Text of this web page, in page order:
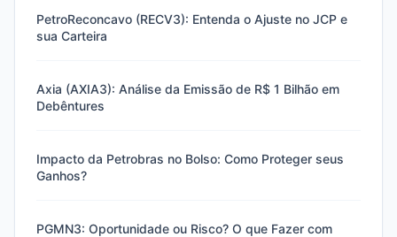
PetroReconcavo (RECV3): Entenda o Ajuste no JCP e
sua Carteira
Axia (AXIA3): Análise da Emissão de R$ 1 Bilhão em
Debêntures
Impacto da Petrobras no Bolso: Como Proteger seus
Ganhos?
PGMN3: Oportunidade ou Risco? O que Fazer com